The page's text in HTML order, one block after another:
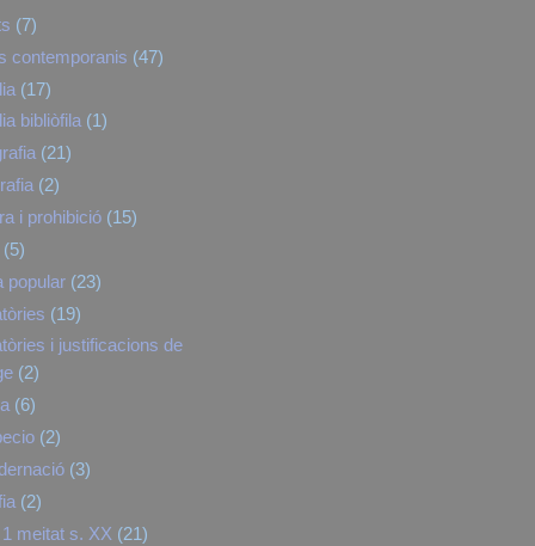
(7)
contemporanis (47)
(17)
bibliòfila (1)
(21)
(2)
i prohibició (15)
(5)
popular (23)
(19)
i justificacions de
(2)
(6)
(2)
(3)
(2)
meitat s. XX (21)